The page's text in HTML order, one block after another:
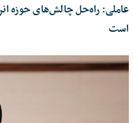
عاملی: راه‌حل چالش‌های حوزه
است